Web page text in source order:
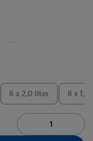
6 x 2,0 liter 8 x